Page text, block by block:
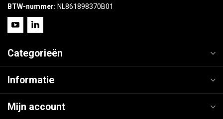
BTW-nummer: NL861898370B01
Categorieën
Informatie
Mijn account